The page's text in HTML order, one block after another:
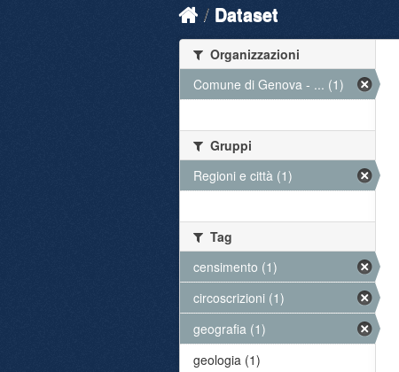
Dataset
Organizzazioni
Comune di Genova - ... (1)
Gruppi
Regioni e città (1)
Tag
censimento (1)
circoscrizioni (1)
geografia (1)
geologia (1)